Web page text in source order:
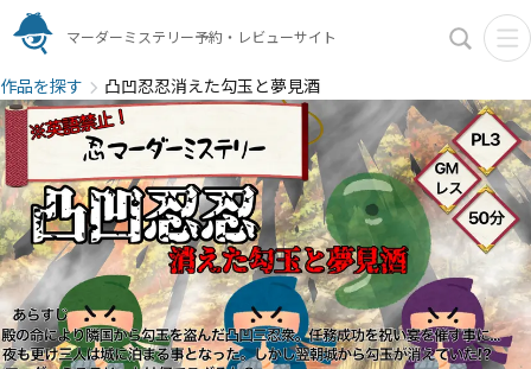
マーダーミステリー予約・レビューサイト
作品を探す 凸凹忍忍消えた勾玉と夢見酒